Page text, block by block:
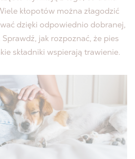
kłopotów można złagodzić
dzięki odpowiednio dobranej,
jak rozpoznać, że pies
składniki wspierają trawienie.